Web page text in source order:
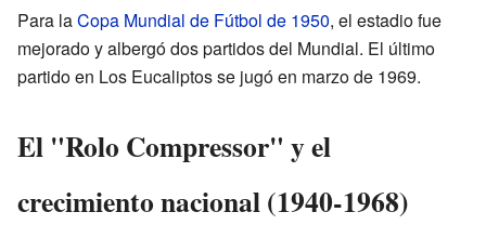
Para laCopa Mundial de Fútbol de 1950, el estadio fue
mejorado y albergó dos partidos del Mundial. El último
partido en Los Eucaliptos se jugó en marzo de 1969.
El "Rolo Compressor" y el
crecimiento nacional (1940-1968)